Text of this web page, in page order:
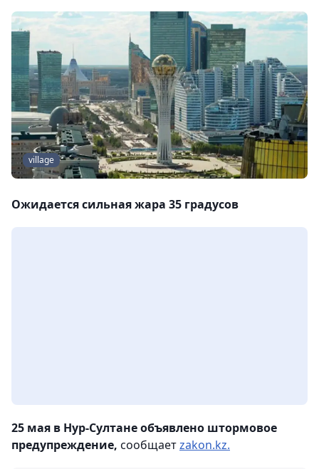
village
Ожидается сильная жара 35 градусов
25 мая в Нур-Султане объявлено штормовое
предупреждение, сообщаетzakon.kz.